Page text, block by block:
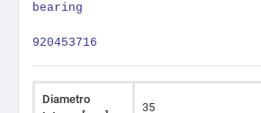
bearing
920453716
Diametro
35